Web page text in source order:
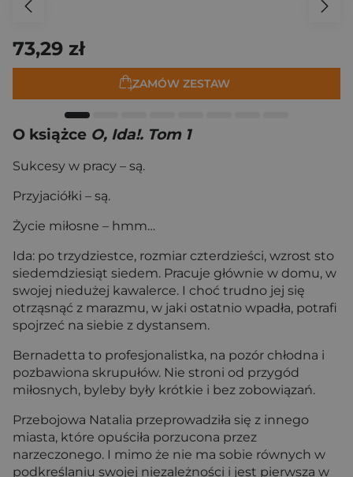
73,29 zł
ZAMÓW ZESTAW
O książce O, Ida!. Tom 1
Sukcesy w pracy – są.
Przyjaciółki – są.
Życie miłosne – hmm…
Ida: po trzydziestce, rozmiar czterdzieści, wzrost sto
siedemdziesiąt siedem. Pracuje głównie w domu, w
swojej niedużej kawalerce. I choć trudno jej się
otrząsnąć z marazmu, w jaki ostatnio wpadła, potrafi
spojrzeć na siebie z dystansem.
Bernadetta to profesjonalistka, na pozór chłodna i
pozbawiona skrupułów. Nie stroni od przygód
miłosnych, byleby były krótkie i bez zobowiązań.
Przebojowa Natalia przeprowadziła się z innego
miasta, które opuściła porzucona przez
narzeczonego. I mimo że nie ma sobie równych w
podkreślaniu swojej niezależności i jest pierwsza w